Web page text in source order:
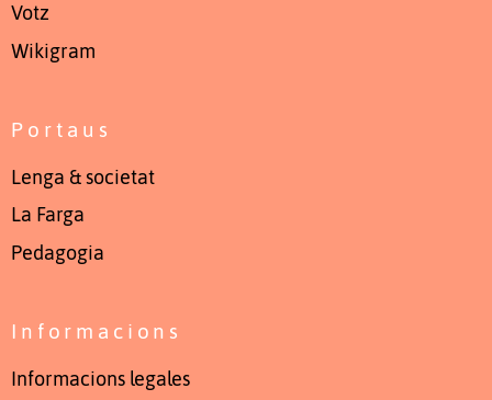
Votz
Wikigram
Portaus
Lenga & societat
La Farga
Pedagogia
Informacions
Informacions legales